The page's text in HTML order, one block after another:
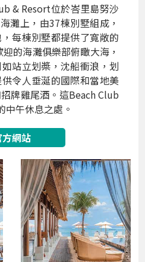
& Resort位於峇里島努沙
灘上，由37棟別墅組成，
每棟別墅都提供了寬敞的
的海灘俱樂部俯瞰大海，
站立划槳，沈船衝浪，划
令人垂涎的國際和當地美
牌雞尾酒。這Beach Club
午休息之處。
方網站